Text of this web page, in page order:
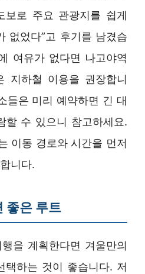
보로 주요 관광지를 쉽게
없었다”고 후기를 남겼습
여유가 없다면 나고야역
지하철 이용을 권장합니
들은 미리 예약하면 긴 대
할 수 있으니 참고하세요.
이동 경로와 시간을 먼저
니다.
좋은 루트
을 계획한다면 겨울만의
택하는 것이 좋습니다. 저